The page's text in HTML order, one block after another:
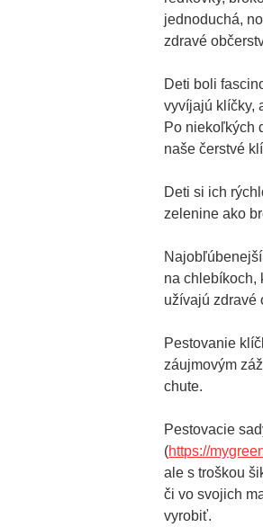
jednoduchá,
zdravé
Deti boli
vyvíjajú klíčky,
Po niekoľkých
naše čerstvé
Deti si ich
zelenine ako
na chlebíkoch,
užívajú zdravé
Pestovanie
záujmovým
chute.
Pestovacie
(https://
ale s troškou
či vo svojich
vyrobiť.